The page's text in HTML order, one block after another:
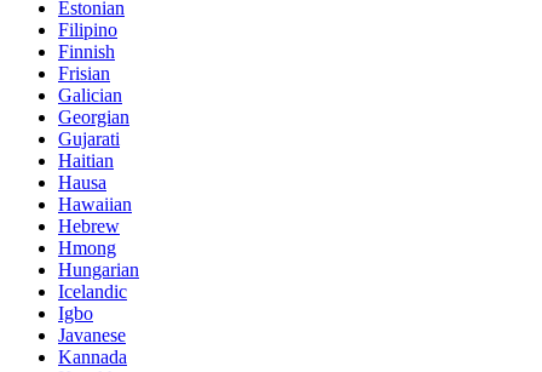
Estonian
Filipino
Finnish
Frisian
Galician
Georgian
Gujarati
Haitian
Hausa
Hawaiian
Hebrew
Hmong
Hungarian
Icelandic
Igbo
Javanese
Kannada